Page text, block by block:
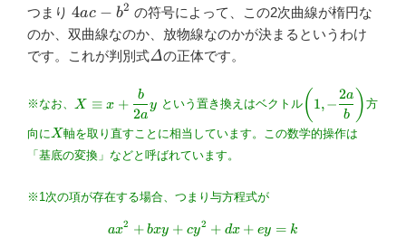
つまり 4ac-
b^{2}
4ac − b2 の符号によって、この2次曲線が楕円な
のか、双曲線なのか、放物線なのかが決まるというわけ
です。これが判別式\varDelta
Δの正体です。
※なお、
X \equiv
x+\dfrac{b}
{2 a} y
X ≡ x +
2a
b
y という置き換えはベクトル \left(1,-
\dfrac{2a}
{b}\right)
( 1 , −
b
2a )方
向に X
X軸を取り直すことに相当しています。この数学的操作は
「基底の変換」などと呼ばれています。
※1次の項が存在する場合、つまり与方程式が
ax^2+bxy+cy^2+dx+ey=k
ax2 + bxy + cy2 + dx + ey = k